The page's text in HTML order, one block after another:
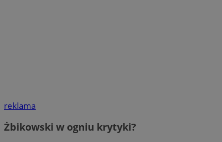
reklama
Żbikowski w ogniu krytyki?